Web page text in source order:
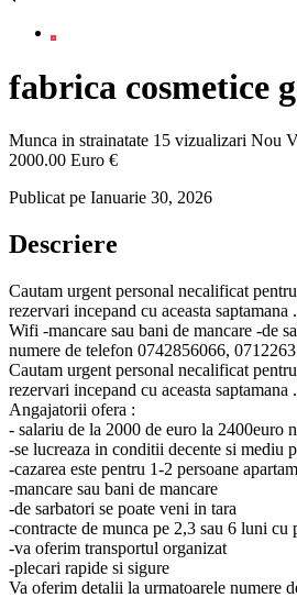
fabrica cosmetice
Munca in strainatate 15 vizualizari Nou
2000.00 Euro €
Publicat pe Ianuarie 30, 2026
Descriere
Cautam urgent personal necalificat
rezervari incepand cu aceasta
Wifi -mancare sau bani de mancare -de
numere de telefon 0742856066,
Cautam urgent personal necalificat
rezervari incepand cu aceasta saptamana .
Angajatorii ofera :
- salariu de la 2000 de euro la 2400euro
-se lucreaza in conditii decente si mediu
-cazarea este pentru 1-2 persoane
-mancare sau bani de mancare
-de sarbatori se poate veni in tara
-contracte de munca pe 2,3 sau 6 luni cu
-va oferim transportul organizat
-plecari rapide si sigure
Va oferim detalii la urmatoarele numere